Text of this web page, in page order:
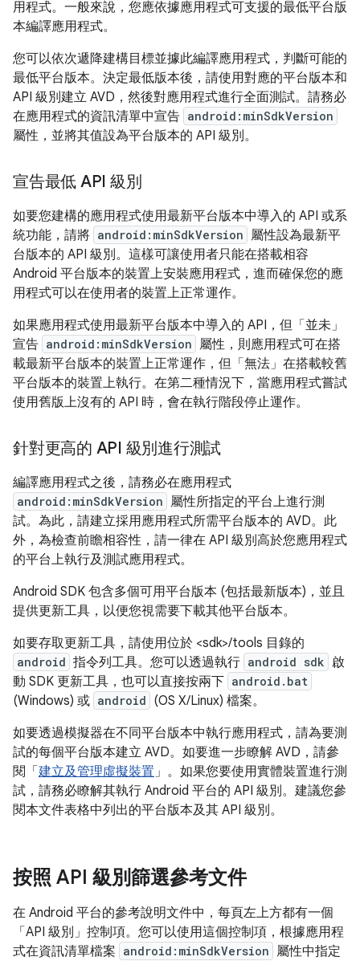
用程式。一般來說，您應依據應用程式可支援的最低平台版
本編譯應用程式。
您可以依次遞降建構目標並據此編譯應用程式，判斷可能的
最低平台版本。決定最低版本後，請使用對應的平台版本和
API 級別建立 AVD，然後對應用程式進行全面測試。請務必
在應用程式的資訊清單中宣告 android:minSdkVersion
屬性，並將其值設為平台版本的 API 級別。
宣告最低 API 級別
如要您建構的應用程式使用最新平台版本中導入的 API 或系
統功能，請將 android:minSdkVersion 屬性設為最新平
台版本的 API 級別。這樣可讓使用者只能在搭載相容
Android 平台版本的裝置上安裝應用程式，進而確保您的應
用程式可以在使用者的裝置上正常運作。
如果應用程式使用最新平台版本中導入的 API，但「並未」
宣告 android:minSdkVersion 屬性，則應用程式可在搭
載最新平台版本的裝置上正常運作，但「無法」 在搭載較舊
平台版本的裝置上執行。在第二種情況下，當應用程式嘗試
使用舊版上沒有的 API 時，會在執行階段停止運作。
針對更高的 API 級別進行測試
編譯應用程式之後，請務必在應用程式
android:minSdkVersion 屬性所指定的平台上進行測
試。為此，請建立採用應用程式所需平台版本的 AVD。此
外，為檢查前瞻相容性，請一律在 API 級別高於您應用程式
的平台上執行及測試應用程式。
Android SDK 包含多個可用平台版本 (包括最新版本)，並且
提供更新工具，以便您視需要下載其他平台版本。
如要存取更新工具，請使用位於 <sdk>/tools 目錄的
android 指令列工具。您可以透過執行 android sdk 啟
動 SDK 更新工具，也可以直接按兩下 android.bat
(Windows) 或 android (OS X/Linux) 檔案。
如要透過模擬器在不同平台版本中執行應用程式，請為要測
試的每個平台版本建立 AVD。如要進一步瞭解 AVD，請參
閱「 建立及管理虛擬裝置」。如果您要使用實體裝置進行測
試，請務必瞭解其執行 Android 平台的 API 級別。建議您參
閱本文件表格中列出的平台版本及其 API 級別。
按照 API 級別篩選參考文件
在 Android 平台的參考說明文件中，每頁左上方都有一個
「API 級別」控制項。您可以使用這個控制項，根據應用程
式在資訊清單檔案 android:minSdkVersion 屬性中指定